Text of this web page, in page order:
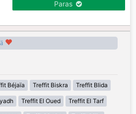
Paras
Béjaïa Treffit Biskra Treffit Blida
Treffit El Oued Treffit El Tarf